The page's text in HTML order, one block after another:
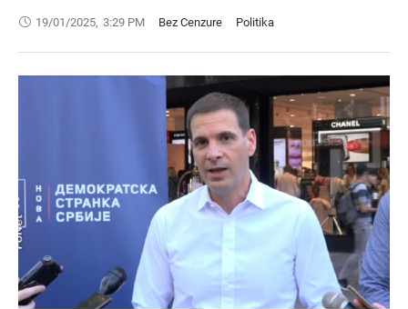
19/01/2025, 3:29 PM Bez Cenzure Politika